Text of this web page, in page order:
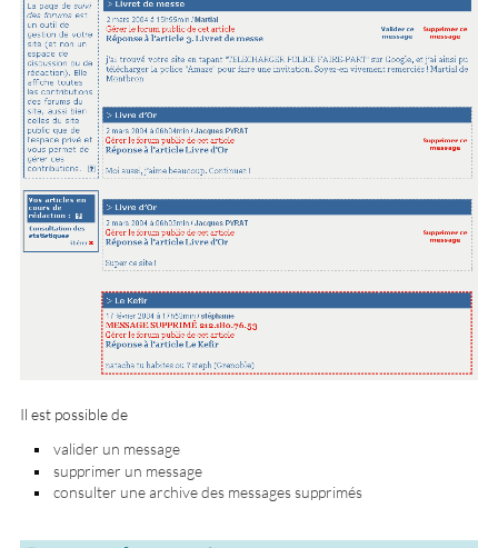
Il est possible de
valider un message
supprimer un message
consulter une archive des messages supprimés